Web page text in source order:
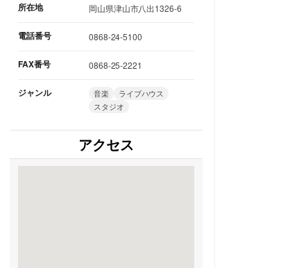
所在地 岡山県津山市八出1326-6
電話番号 0868-24-5100
FAX番号 0868-25-2221
ジャンル 音楽
ライブハウス
スタジオ
アクセス